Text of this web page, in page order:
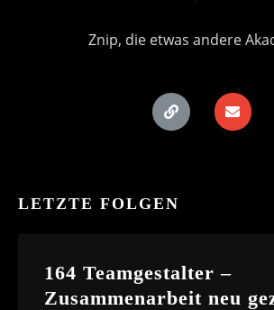
Znip, die etwas andere
LETZTE FOLGEN
164 Teamgestalter –
Zusammenarbeit neu